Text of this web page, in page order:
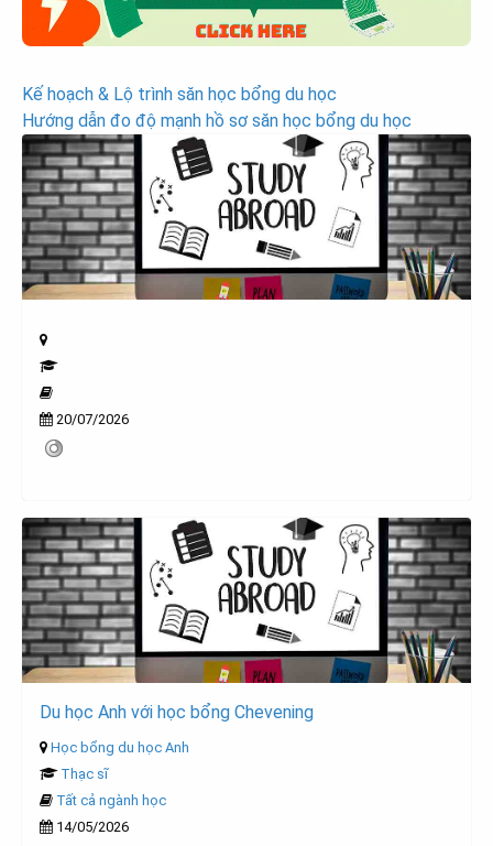
Post
navigation
Kế hoạch & Lộ trình săn học bổng du học
Hướng dẫn đo độ mạnh hồ sơ săn học bổng du học
20/07/2026
Du học Anh với học bổng Chevening
Học bổng du học Anh
Thạc sĩ
Tất cả ngành học
14/05/2026